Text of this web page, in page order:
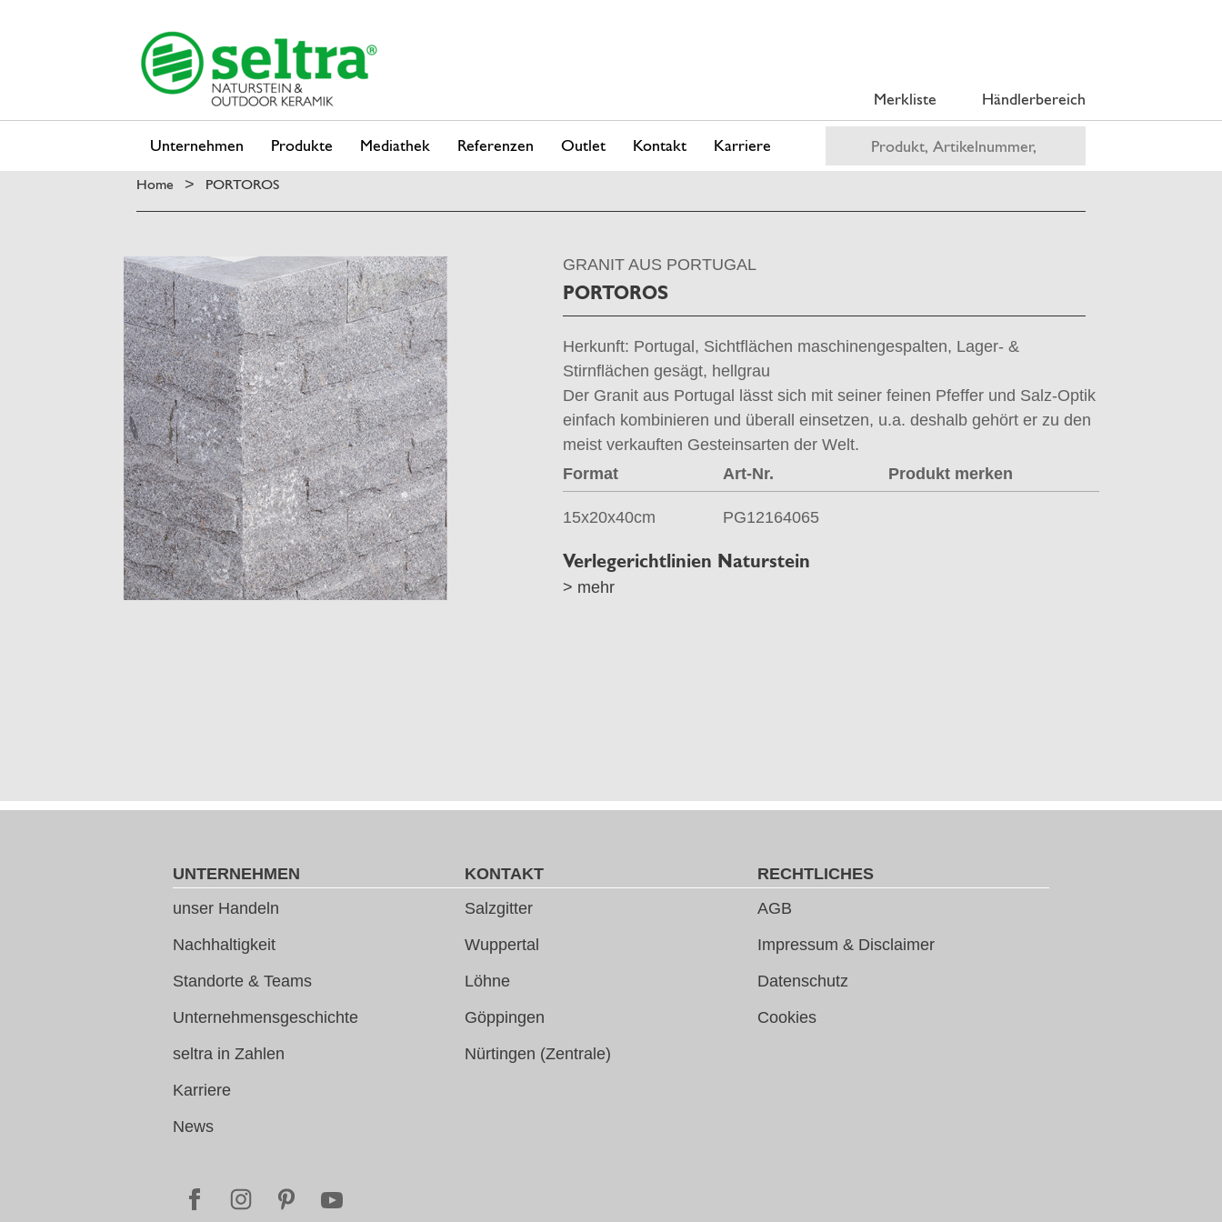
Merkliste Händlerbereich
Unternehmen Produkte Mediathek Referenzen Outlet Kontakt Karriere
Home > PORTOROS
GRANIT AUS PORTUGAL
PORTOROS
Herkunft: Portugal, Sichtflächen maschinengespalten, Lager- &
Stirnflächen gesägt, hellgrau
Der Granit aus Portugal lässt sich mit seiner feinen Pfeffer und Salz-Optik
einfach kombinieren und überall einsetzen, u.a. deshalb gehört er zu den
meist verkauften Gesteinsarten der Welt.
Format
Art-Nr. Produkt merken
15x20x40cm PG12164065
Verlegerichtlinien Naturstein
> mehr
UNTERNEHMEN
unser Handeln
Nachhaltigkeit
Standorte & Teams
Unternehmensgeschichte
seltra in Zahlen
Karriere
News
KONTAKT
Salzgitter
Wuppertal
Löhne
Göppingen
Nürtingen (Zentrale)
RECHTLICHES
AGB
Impressum & Disclaimer
Datenschutz
Cookies